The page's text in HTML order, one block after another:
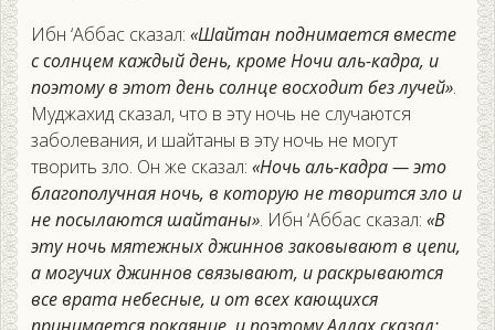
Ибн ‘Аббас сказал: «Шайтан поднимается вместе
с солнцем каждый день, кроме Ночи аль-кадра, и
поэтому в этот день солнце восходит без лучей».
Муджахид сказал, что в эту ночь не случаются
заболевания, и шайтаны в эту ночь не могут
творить зло. Он же сказал: «Ночь аль-кадра — это
благополучная ночь, в которую не творится зло и
не посылаются шайтаны». Ибн ‘Аббас сказал: «В
эту ночь мятежных джиннов заковывают в цепи,
а могучих джиннов связывают, и раскрываются
все врата небесные, и от всех кающихся